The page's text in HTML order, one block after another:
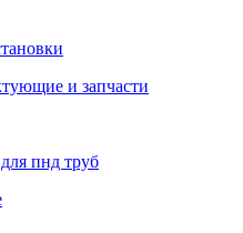
и запчасти
пнд труб